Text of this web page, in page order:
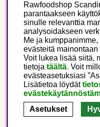
Seuraa meitä
Tämä on Rawfoodshop
Finland
Rawfoodshop
parantaakseen
sinulle relevanttia
analysoidakseen
Me ja
evästeitä
Voit lukea lisää siitä,
tietoja täältä. Voit
evästeasetuksiasi
Lisätietoa löydät
Asetukset